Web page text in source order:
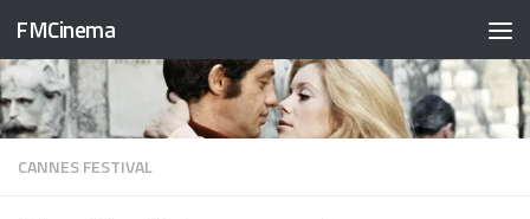
Salta al contenuto
FMCinema
CANNES FESTIVAL